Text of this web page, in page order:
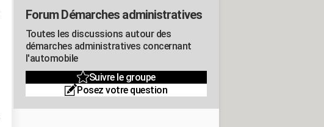
Forum Démarches administratives
Toutes les discussions autour des
démarches administratives concernant
l'automobile
Suivre le groupe
Posez votre question